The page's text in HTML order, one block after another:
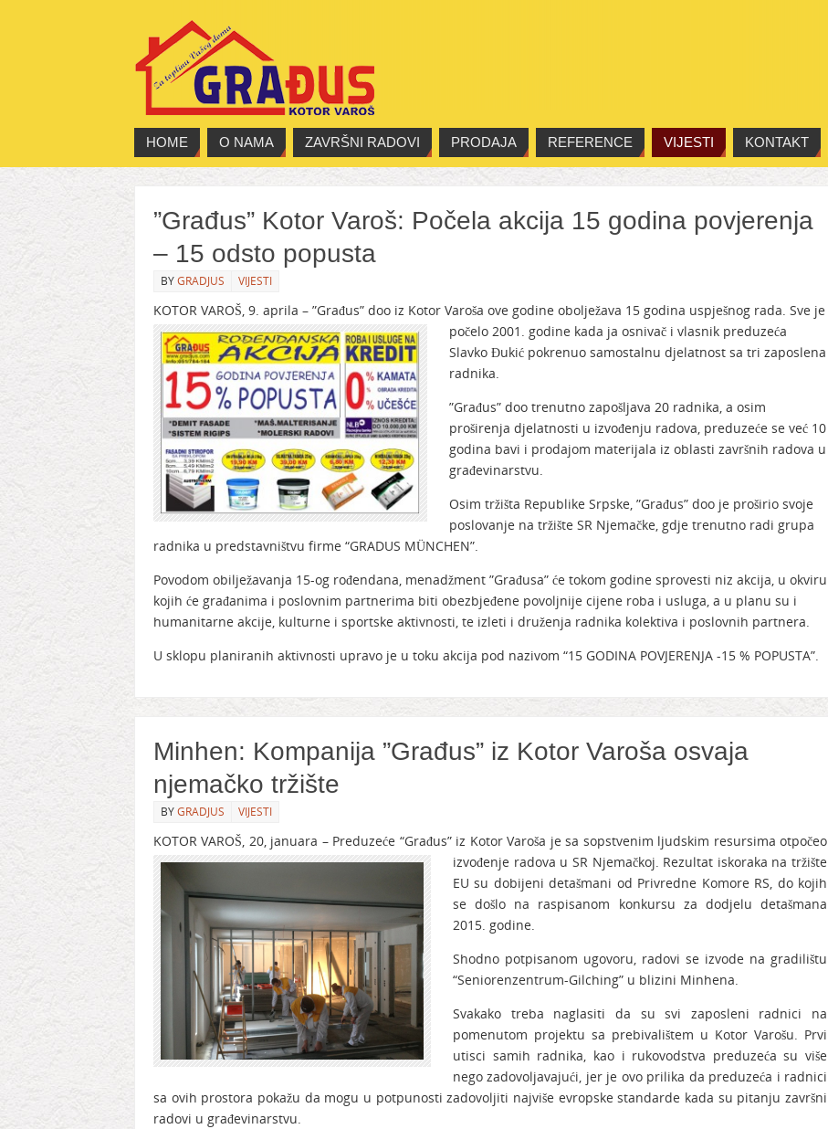
HOME O NAMA ZAVRŠNI RADOVI PRODAJA REFERENCE VIJESTI KONTAKT
”Građus” Kotor Varoš: Počela akcija 15 godina povjerenja
– 15 odsto popusta
BYGRADJUS VIJESTI
KOTOR VAROŠ, 9. aprila – ”Građus” doo iz Kotor Varoša ove godine obolježava 15 godina uspješnog rada. Sve je
počelo 2001. godine kada ja osnivač i vlasnik preduzeća
Slavko Đukić pokrenuo samostalnu djelatnost sa tri zaposlena
radnika.
”Građus” doo trenutno zapošljava 20 radnika, a osim
proširenja djelatnosti u izvođenju radova, preduzeće se već 10
godina bavi i prodajom materijala iz oblasti završnih radova u
građevinarstvu.
Osim tržišta Republike Srpske, ”Građus” doo je proširio svoje
poslovanje na tržište SR Njemačke, gdje trenutno radi grupa
radnika u predstavništvu firme “GRADUS MÜNCHEN”.
Povodom obilježavanja 15-og rođendana, menadžment ”Građusa” će tokom godine sprovesti niz akcija, u okviru
kojih će građanima i poslovnim partnerima biti obezbjeđene povoljnije cijene roba i usluga, a u planu su i
humanitarne akcije, kulturne i sportske aktivnosti, te izleti i druženja radnika kolektiva i poslovnih partnera.
U sklopu planiranih aktivnosti upravo je u toku akcija pod nazivom “15 GODINA POVJERENJA -15 % POPUSTA”.
Minhen: Kompanija ”Građus” iz Kotor Varoša osvaja
njemačko tržište
BYGRADJUS VIJESTI
KOTOR VAROŠ, 20, januara – Preduzeće “Građus” iz Kotor Varoša je sa sopstvenim ljudskim resursima otpočeo
izvođenje radova u SR Njemačkoj. Rezultat iskoraka na tržište
EU su dobijeni detašmani od Privredne Komore RS, do kojih
se došlo na raspisanom konkursu za dodjelu detašmana
2015. godine.
Shodno potpisanom ugovoru, radovi se izvode na gradilištu
“Seniorenzentrum-Gilching” u blizini Minhena.
Svakako treba naglasiti da su svi zaposleni radnici na
pomenutom projektu sa prebivalištem u Kotor Varošu. Prvi
utisci samih radnika, kao i rukovodstva preduzeća su više
nego zadovoljavajući, jer je ovo prilika da preduzeća i radnici
sa ovih prostora pokažu da mogu u potpunosti zadovoljiti najviše evropske standarde kada su pitanju završni
radovi u građevinarstvu.